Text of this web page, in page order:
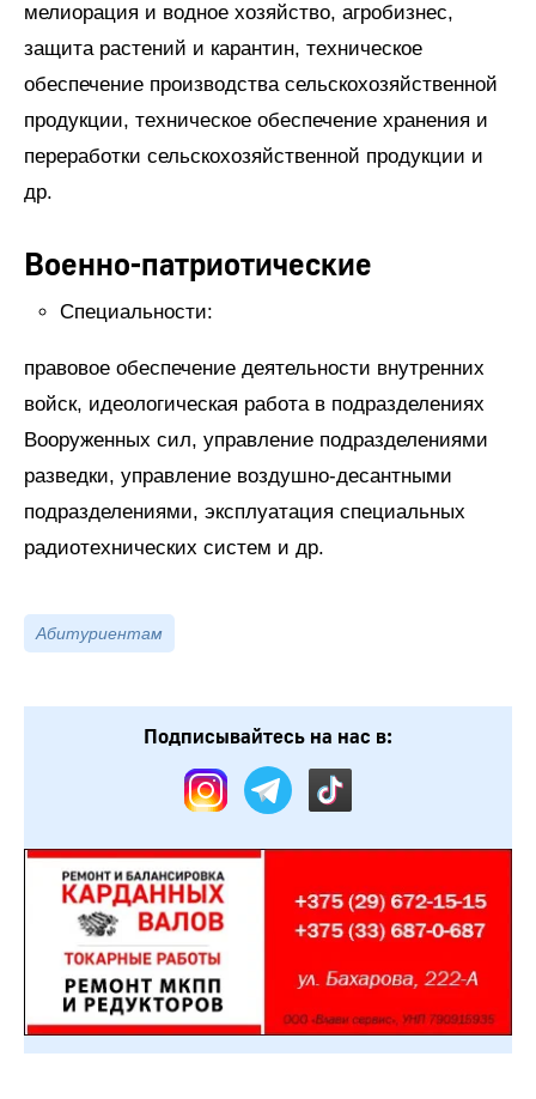
мелиорация и водное хозяйство, агробизнес,
защита растений и карантин, техническое
обеспечение производства сельскохозяйственной
продукции, техническое обеспечение хранения и
переработки сельскохозяйственной продукции и
др.
Военно-патриотические
Специальности:
правовое обеспечение деятельности внутренних
войск, идеологическая работа в подразделениях
Вооруженных сил, управление подразделениями
разведки, управление воздушно-десантными
подразделениями, эксплуатация специальных
радиотехнических систем и др.
Абитуриентам
Подписывайтесь на нас в: